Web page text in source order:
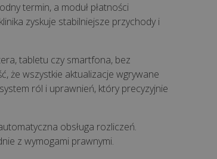
termin, a moduł płatności
zyskuje stabilniejsze przychody i
tabletu czy smartfona, bez
że wszystkie aktualizacje wgrywane
ról i uprawnień, który precyzyjnie
obsługa rozliczeń.
z wymogami prawnymi.